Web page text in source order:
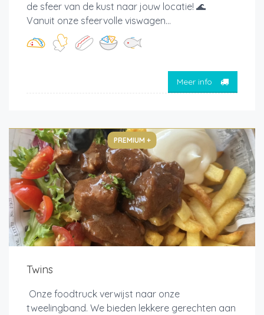
de sfeer van de kust naar jouw locatie! 🌊
Vanuit onze sfeervolle viswagen...
Meer info
PREMIUM +
Twins
Onze foodtruck verwijst naar onze
tweelingband. We bieden lekkere gerechten aan